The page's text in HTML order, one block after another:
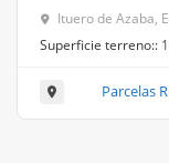
Ituero de Azaba,
Superficie terreno::
Parcelas